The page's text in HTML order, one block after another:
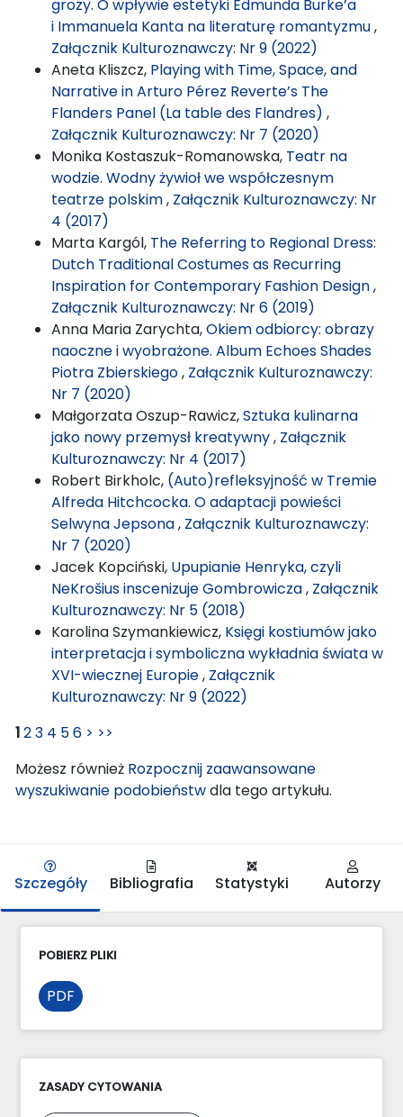
grozy. O wpływie estetyki Edmunda Burke’a
i Immanuela Kanta na literaturę romantyzmu,
Załącznik Kulturoznawczy: Nr 9 (2022)
Aneta Kliszcz, Playing with Time, Space, and
Narrative in Arturo Pérez Reverte’s The
Flanders Panel (La table des Flandres) ,
Załącznik Kulturoznawczy: Nr 7 (2020)
Monika Kostaszuk-Romanowska, Teatr na
wodzie. Wodny żywioł we współczesnym
teatrze polskim, Załącznik Kulturoznawczy: Nr
4 (2017)
Marta Kargól, The Referring to Regional Dress:
Dutch Traditional Costumes as Recurring
Inspiration for Contemporary Fashion Design,
Załącznik Kulturoznawczy: Nr 6 (2019)
Anna Maria Zarychta,Okiem odbiorcy: obrazy
naoczne i wyobrażone. Album Echoes Shades
Piotra Zbierskiego, Załącznik Kulturoznawczy:
Nr 7 (2020)
Małgorzata Oszup-Rawicz,Sztuka kulinarna
jako nowy przemysł kreatywny, Załącznik
Kulturoznawczy: Nr 4 (2017)
Robert Birkholc, (Auto)refleksyjność w Tremie
Alfreda Hitchcocka. O adaptacji powieści
Selwyna Jepsona, Załącznik Kulturoznawczy:
Nr 7 (2020)
Jacek Kopciński, Upupianie Henryka, czyli
NeKrošius inscenizuje Gombrowicza, Załącznik
Kulturoznawczy: Nr 5 (2018)
Karolina Szymankiewicz, Księgi kostiumów jako
interpretacja i symboliczna wykładnia świata w
XVI-wiecznej Europie, Załącznik
Kulturoznawczy: Nr 9 (2022)
123 4 56 > >>
Możesz również Rozpocznij zaawansowane
wyszukiwanie podobieństwdla tego artykułu.
Szczegóły Bibliografia Statystyki Autorzy
POBIERZ PLIKI
PDF
ZASADY CYTOWANIA